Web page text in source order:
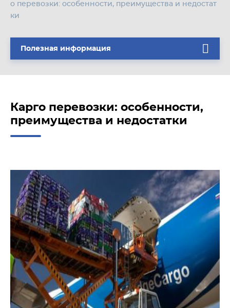
о перевозки: особенности, преимущества и недостат
ки
Полезная информация
Карго перевозки: особенности,
преимущества и недостатки